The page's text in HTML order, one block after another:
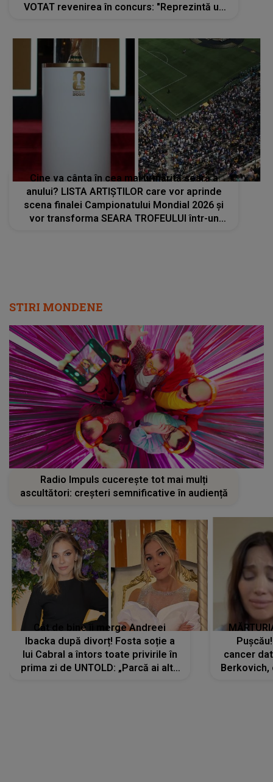
VOTAT revenirea în concurs: "Reprezintă un
Cine va cânta în cea mai urmărită seară a
anului? LISTA ARTIȘTILOR care vor aprinde
scena finalei Campionatului Mondial 2026 și
vor transforma SEARA TROFEULUI într-un
STIRI MONDENE
Radio Impuls cucerește tot mai mulți
ascultători: creșteri semnificative în audiență
Cât de bine îi merge Andreei
Ibacka după divorț! Fosta soție a
lui Cabral a întors toate privirile în
prima zi de UNTOLD: „Parcă ai altă
cancer
Berkovich,